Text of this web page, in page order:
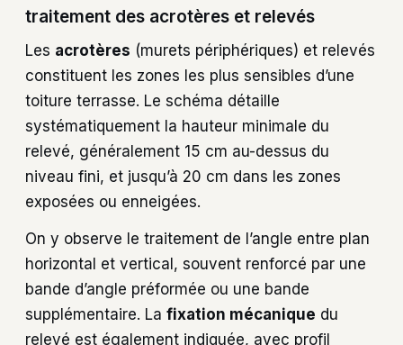
traitement des acrotères et relevés
Les acrotères (murets périphériques) et relevés
constituent les zones les plus sensibles d’une
toiture terrasse. Le schéma détaille
systématiquement la hauteur minimale du
relevé, généralement 15 cm au-dessus du
niveau fini, et jusqu’à 20 cm dans les zones
exposées ou enneigées.
On y observe le traitement de l’angle entre plan
horizontal et vertical, souvent renforcé par une
bande d’angle préformée ou une bande
supplémentaire. La fixation mécanique du
relevé est également indiquée, avec profil